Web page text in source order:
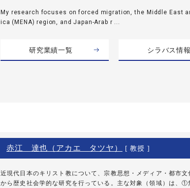
My research focuses on forced migration, the Middle East
ica (MENA) region, and Japan-Arab r ...
研究業績一覧 シラバス情報
赤江 達也（アカエ タツヤ） [ 教授 ]
近現代日本のキリスト教について、宗教思想・メディア・都市文
から歴史社会学的な研究を行っている。主な対象（領域）は、①